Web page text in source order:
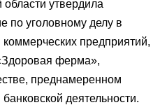
утвердила
по уголовному делу в
предприятий,
ферма»,
преднамеренном
деятельности.